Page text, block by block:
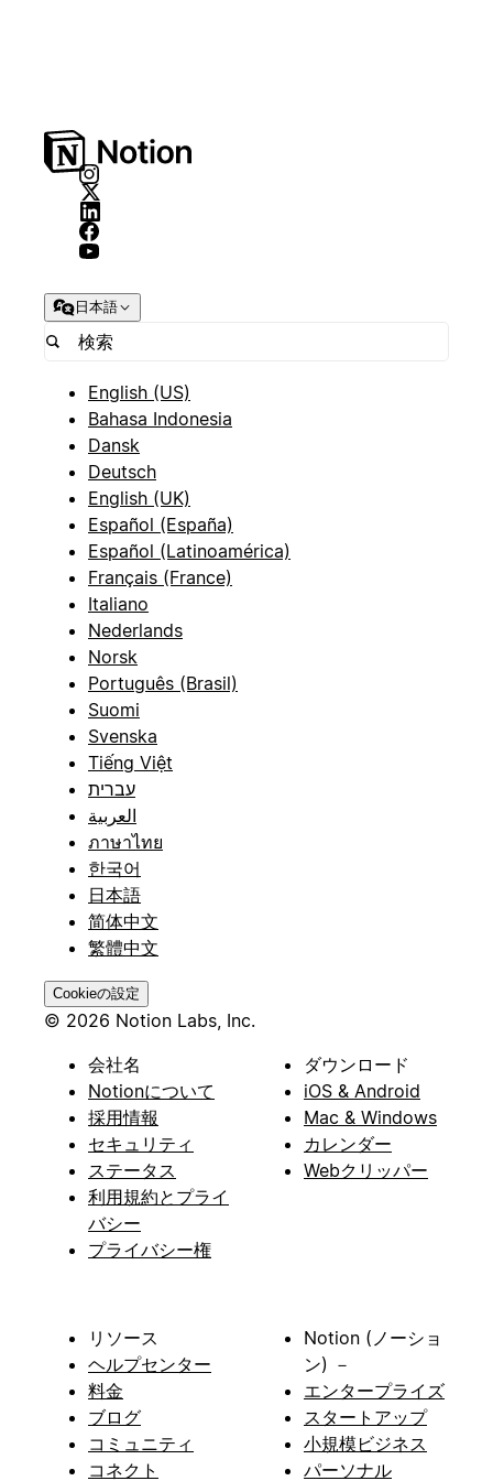
日本語
English (US)
Bahasa Indonesia
Dansk
Deutsch
English (UK)
Español (España)
Español (Latinoamérica)
Français (France)
Italiano
Nederlands
Norsk
Português (Brasil)
Suomi
Svenska
Tiếng Việt
עברית
العربية
ภาษาไทย
한국어
日本語
简体中文
繁體中文
Cookieの設定
© 2026 Notion Labs, Inc.
会社名
Notionについて
採用情報
セキュリティ
ステータス
利用規約とプライ
バシー
プライバシー権
ダウンロード
iOS & Android
Mac & Windows
カレンダー
Webクリッパー
リソース
ヘルプセンター
料金
ブログ
コミュニティ
コネクト
Notion (ノーショ
ン) －
エンタープライズ
スタートアップ
小規模ビジネス
パーソナル